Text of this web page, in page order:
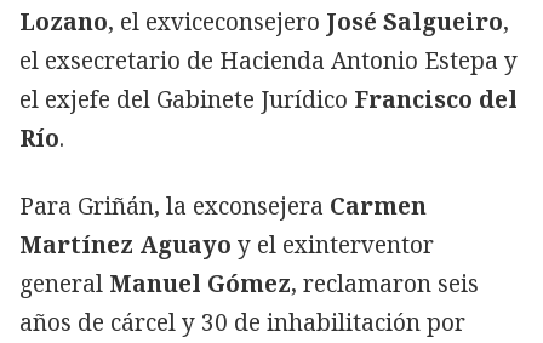
Lozano, el exviceconsejero José Salgueiro,
el exsecretario de Hacienda Antonio Estepa y
el exjefe del Gabinete Jurídico Francisco del
Río.
Para Griñán, la exconsejera Carmen
Martínez Aguayo y el exinterventor
general Manuel Gómez, reclamaron seis
años de cárcel y 30 de inhabilitaciónpor